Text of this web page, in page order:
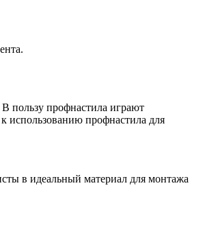
пользу профнастила играют
использованию профнастила для
в идеальный материал для монтажа